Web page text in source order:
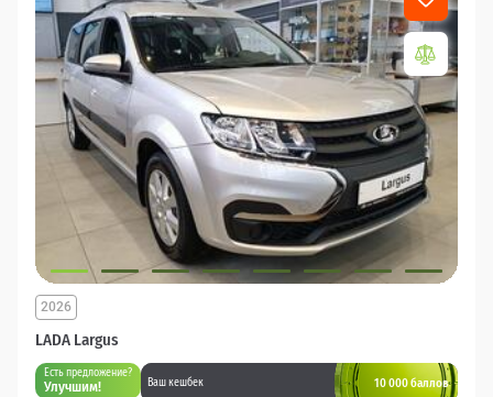
LADA Largus
2026
Есть предложение?
Улучшим! Ваш кешбек 10 000 баллов